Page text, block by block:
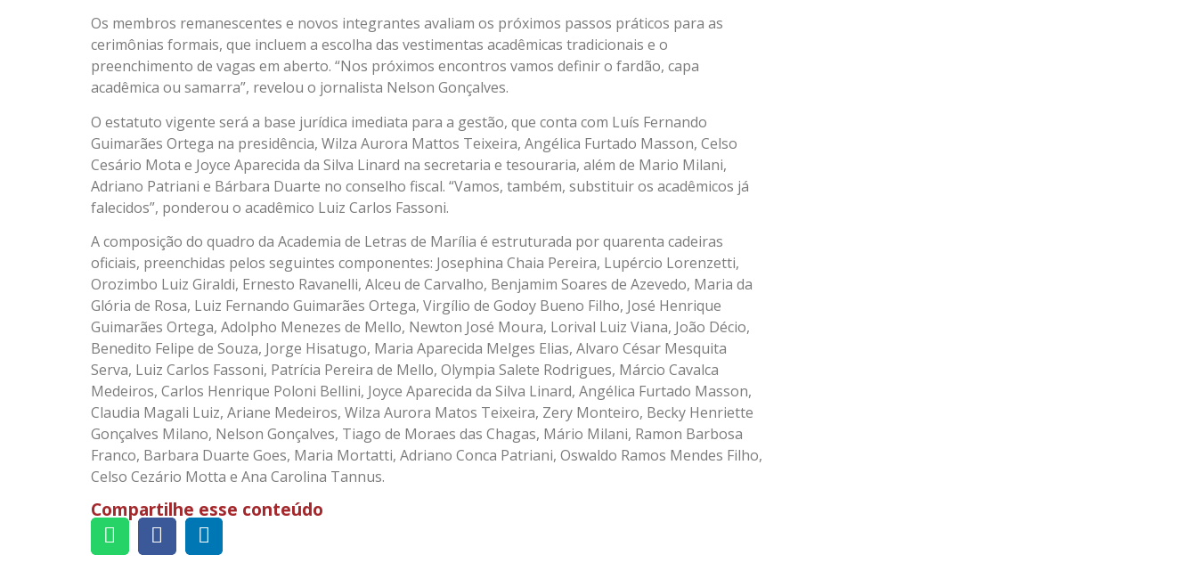
Os membros remanescentes e novos integrantes avaliam os próximos passos práticos para as
cerimônias formais, que incluem a escolha das vestimentas acadêmicas tradicionais e o
preenchimento de vagas em aberto. “Nos próximos encontros vamos definir o fardão, capa
acadêmica ou samarra”, revelou o jornalista Nelson Gonçalves.
O estatuto vigente será a base jurídica imediata para a gestão, que conta com Luís Fernando
Guimarães Ortega na presidência, Wilza Aurora Mattos Teixeira, Angélica Furtado Masson, Celso
Cesário Mota e Joyce Aparecida da Silva Linard na secretaria e tesouraria, além de Mario Milani,
Adriano Patriani e Bárbara Duarte no conselho fiscal. “Vamos, também, substituir os acadêmicos já
falecidos”, ponderou o acadêmico Luiz Carlos Fassoni.
A composição do quadro da Academia de Letras de Marília é estruturada por quarenta cadeiras
oficiais, preenchidas pelos seguintes componentes: Josephina Chaia Pereira, Lupércio Lorenzetti,
Orozimbo Luiz Giraldi, Ernesto Ravanelli, Alceu de Carvalho, Benjamim Soares de Azevedo, Maria da
Glória de Rosa, Luiz Fernando Guimarães Ortega, Virgílio de Godoy Bueno Filho, José Henrique
Guimarães Ortega, Adolpho Menezes de Mello, Newton José Moura, Lorival Luiz Viana, João Décio,
Benedito Felipe de Souza, Jorge Hisatugo, Maria Aparecida Melges Elias, Alvaro César Mesquita
Serva, Luiz Carlos Fassoni, Patrícia Pereira de Mello, Olympia Salete Rodrigues, Márcio Cavalca
Medeiros, Carlos Henrique Poloni Bellini, Joyce Aparecida da Silva Linard, Angélica Furtado Masson,
Claudia Magali Luiz, Ariane Medeiros, Wilza Aurora Matos Teixeira, Zery Monteiro, Becky Henriette
Gonçalves Milano, Nelson Gonçalves, Tiago de Moraes das Chagas, Mário Milani, Ramon Barbosa
Franco, Barbara Duarte Goes, Maria Mortatti, Adriano Conca Patriani, Oswaldo Ramos Mendes Filho,
Celso Cezário Motta e Ana Carolina Tannus.
Compartilhe esse conteúdo